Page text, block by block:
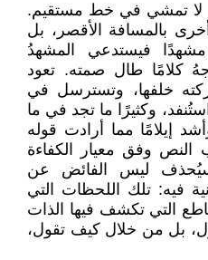
لا تمشي في خط مستقيم.
بالمسافة الأقصر، بل
فيستدعي المشهدُ
كلامًا طال صمته. تعود
خلفها، وتسترسل في
وكثيرًا ما تجد في ما
إيلامًا مما أرادت قوله
وفق معيار الكفاءة
سيُحذف ليس الفائض عن
فيه: تلك اللحظات التي
التي تكشف فيها الذات
بل من خلال كيف تقول،